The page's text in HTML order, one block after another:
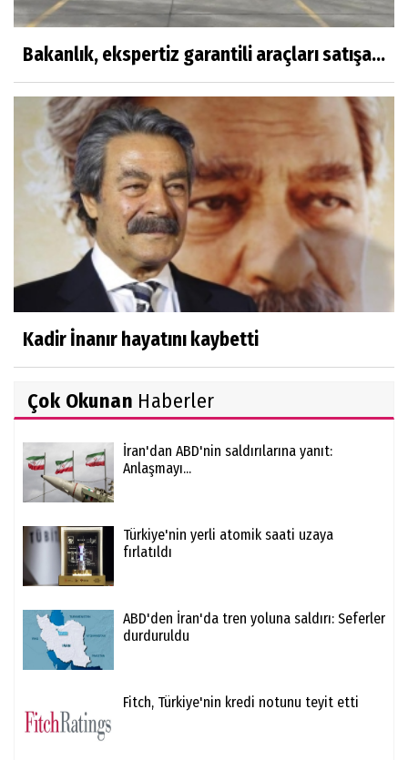
Bakanlık, ekspertiz garantili araçları satışa...
Kadir İnanır hayatını kaybetti
Çok Okunan Haberler
İran'dan ABD'nin saldırılarına yanıt:
Anlaşmayı...
Türkiye'nin yerli atomik saati uzaya
fırlatıldı
ABD'den İran'da tren yoluna saldırı: Seferler
durduruldu
Fitch, Türkiye'nin kredi notunu teyit etti